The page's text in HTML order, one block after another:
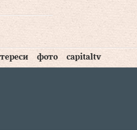
фото capitaltv